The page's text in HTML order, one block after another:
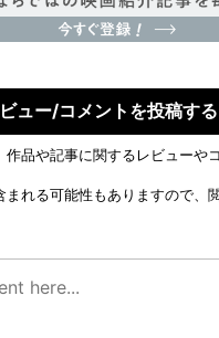
ュー/コメントを投稿する
作品や記事に関するレビューや
れる可能性もありますので、